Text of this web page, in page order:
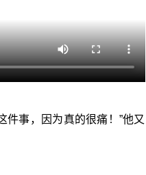
事，因为真的很痛！”他又